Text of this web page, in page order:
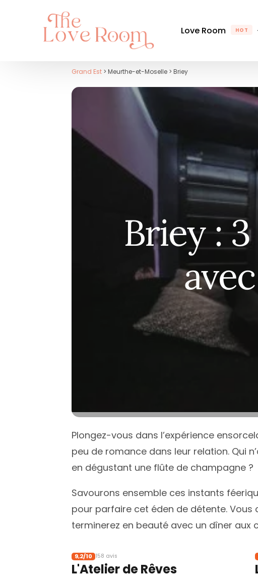
Love Room HOT
Par région
Bretagne
Centre-Val de
Grand Est
Hauts-de-France
Île de France
Normandie
Nouvelle-Aquitaine
Occitanie
Pays de la Loire
Provence-Alpes-
Grand Est > Meurthe-et-Moselle > Briey
Briey :
Plongez-vous dans l’expérience
peu de romance dans leur relation. Qui
en dégustant une flûte de champagne ?
Savourons ensemble ces instants
pour parfaire cet éden de détente.
terminerez en beauté avec un dîner aux
9,2/10 158 avis
L'Atelier de Rêves